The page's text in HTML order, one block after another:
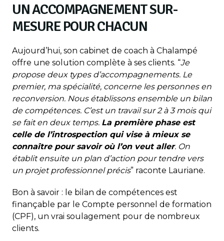
UN ACCOMPAGNEMENT SUR-
MESURE POUR CHACUN
Aujourd’hui, son cabinet de coach à Chalampé
offre une solution complète à ses clients. “Je
propose deux types d’accompagnements. Le
premier, ma spécialité, concerne les personnes en
reconversion. Nous établissons ensemble un bilan
de compétences. C’est un travail sur 2 à 3 mois qui
se fait en deux temps. La première phase est
celle de l’introspection qui vise à mieux se
connaître pour savoir où l’on veut aller. On
établit ensuite un plan d’action pour tendre vers
un projet professionnel précis” raconte Lauriane.
Bon à savoir : le bilan de compétences est
finançable par le Compte personnel de formation
(CPF), un vrai soulagement pour de nombreux
clients.